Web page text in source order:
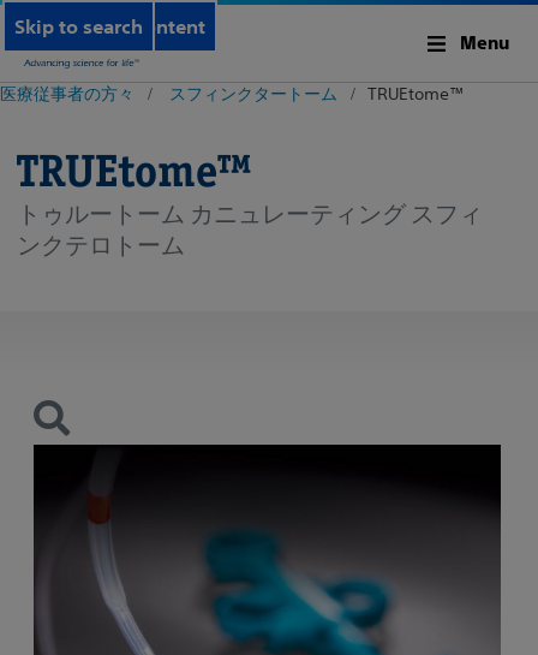
Skip to main content
Skip to search
Menu
医療従事者の方々 スフィンクタートーム TRUEtome™
TRUEtome™
トゥルートーム カニュレーティング スフィ
ンクテロトーム